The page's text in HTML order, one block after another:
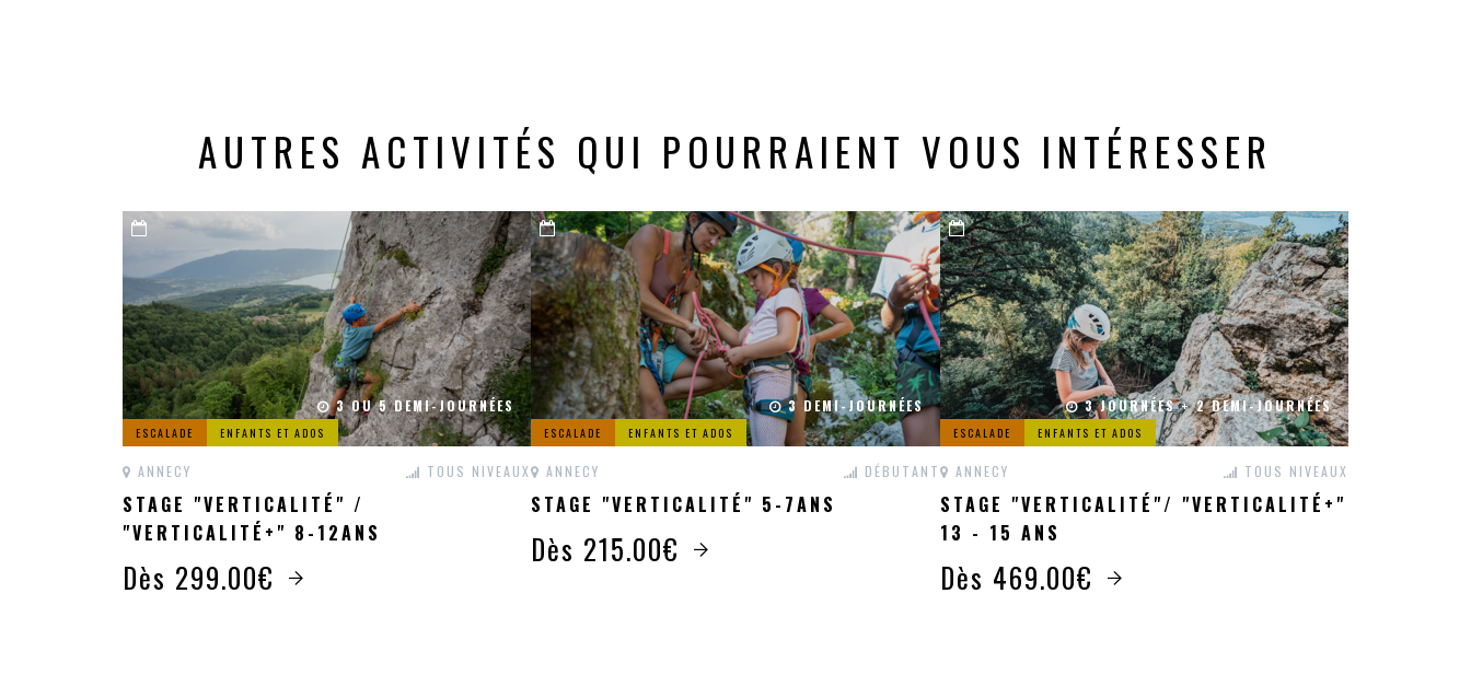
AUTRES ACTIVITÉS QUI POURRAIENT VOUS INTÉRESSER
3 OU 5 DEMI-JOURNÉES
ESCALADE ENFANTS ET ADOS
ANNECY TOUS NIVEAUX
STAGE "VERTICALITÉ" /
"VERTICALITÉ+" 8-12ANS
Dès 299.00€
3 DEMI-JOURNÉES
ESCALADE ENFANTS ET ADOS
ANNECY DÉBUTANT
STAGE "VERTICALITÉ" 5-7ANS
Dès 215.00€
3 JOURNÉES + 2 DEMI-JOURNÉES
ESCALADE ENFANTS ET ADOS
ANNECY TOUS NIVEAUX
STAGE "VERTICALITÉ"/ "VERTICALITÉ+"
13 - 15 ANS
Dès 469.00€